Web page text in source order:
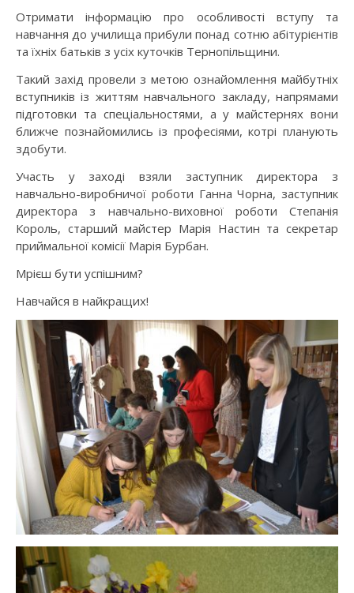
Отримати інформацію про особливості вступу та
навчання до училища прибули понад сотню абітурієнтів
та їхніх батьків з усіх куточків Тернопільщини.
Такий захід провели з метою ознайомлення майбутніх
вступників із життям навчального закладу, напрямами
підготовки та спеціальностями, а у майстернях вони
ближче познайомились із професіями, котрі планують
здобути.
Участь у заході взяли заступник директора з
навчально-виробничої роботи Ганна Чорна, заступник
директора з навчально-виховної роботи Степанія
Король, старший майстер Марія Настин та секретар
приймальної комісії Марія Бурбан.
Мрієш бути успішним?
Навчайся в найкращих!